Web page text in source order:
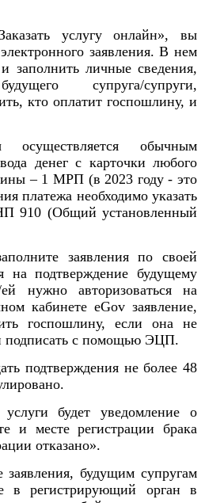
услугу онлайн», вы
заявления. В нем
заполнить личные сведения,
супруга/супруги,
кто оплатит госпошлину, и
осуществляется обычным
денег с карточки любого
– 1 МРП (в 2023 году - это
платежа необходимо указать
910 (Общий установленный
заявления по своей
на подтверждение будущему
ей нужно авторизоваться на
кабинете eGov заявление,
госпошлину, если она не
подписать с помощью ЭЦП.
подтверждения не более 48
услуги будет уведомление о
и месте регистрации брака
отказано».
будущим супругам
в регистрирующий орган в